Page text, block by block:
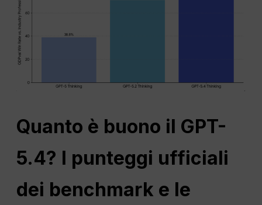
Quanto è buono il GPT-
5.4? I punteggi ufficiali
dei benchmark e le